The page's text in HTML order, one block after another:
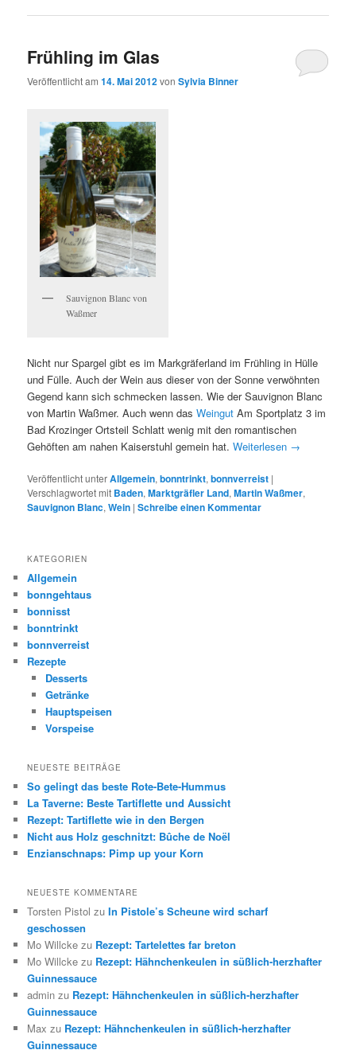
Frühling im Glas
Veröffentlicht am14. Mai 2012vonSylvia Binner
Sauvignon Blanc von
Waßmer
Nicht nur Spargel gibt es im Markgräferland im Frühling in Hülle
und Fülle. Auch der Wein aus dieser von der Sonne verwöhnten
Gegend kann sich schmecken lassen. Wie der Sauvignon Blanc
von Martin Waßmer. Auch wenn dasWeingut Am Sportplatz 3 im
Bad Krozinger Ortsteil Schlatt wenig mit den romantischen
Gehöften am nahen Kaiserstuhl gemein hat.Weiterlesen →
Veröffentlicht unterAllgemein,bonntrinkt,bonnverreist |
Verschlagwortet mit Baden,Marktgräfler Land,Martin Waßmer,
Sauvignon Blanc,Wein |Schreibe einen Kommentar
KATEGORIEN
Allgemein
bonngehtaus
bonnisst
bonntrinkt
bonnverreist
Rezepte
Desserts
Getränke
Hauptspeisen
Vorspeise
NEUESTE BEITRÄGE
So gelingt das beste Rote-Bete-Hummus
La Taverne: Beste Tartiflette und Aussicht
Rezept: Tartiflette wie in den Bergen
Nicht aus Holz geschnitzt: Bûche de Noël
Enzianschnaps: Pimp up your Korn
NEUESTE KOMMENTARE
Torsten Pistol zuIn Pistole’s Scheune wird scharf
geschossen
Mo Willcke zu Rezept: Tartelettes far breton
Mo Willcke zu Rezept: Hähnchenkeulen in süßlich-herzhafter
Guinnessauce
admin zu Rezept: Hähnchenkeulen in süßlich-herzhafter
Guinnessauce
Max zu Rezept: Hähnchenkeulen in süßlich-herzhafter
Guinnessauce